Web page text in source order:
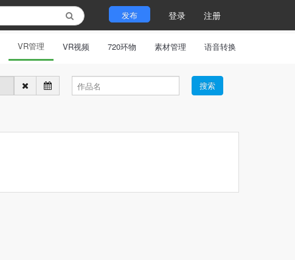
发布 登录 注册
VR管理 VR视频 720环物 素材管理 语音转换
搜索